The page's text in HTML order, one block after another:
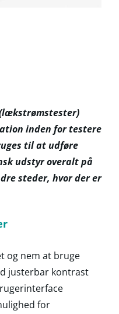
inden for testere
til at udføre
udstyr overalt på
steder, hvor der er
og nem at bruge
justerbar kontrast
for